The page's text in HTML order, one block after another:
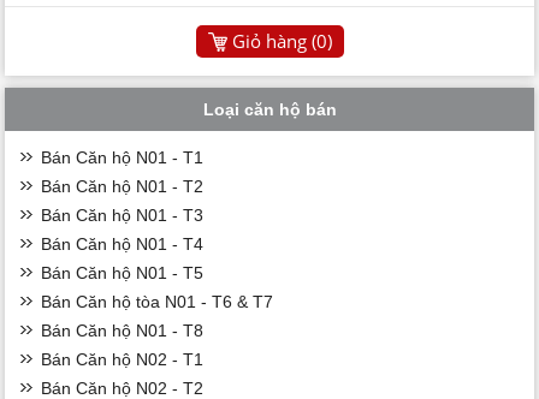
Giỏ hàng (0)
Loại căn hộ bán
Bán Căn hộ N01 - T1
Bán Căn hộ N01 - T2
Bán Căn hộ N01 - T3
Bán Căn hộ N01 - T4
Bán Căn hộ N01 - T5
Bán Căn hộ tòa N01 - T6 & T7
Bán Căn hộ N01 - T8
Bán Căn hộ N02 - T1
Bán Căn hộ N02 - T2